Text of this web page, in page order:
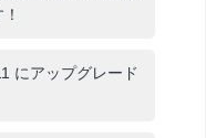
にアップグレード